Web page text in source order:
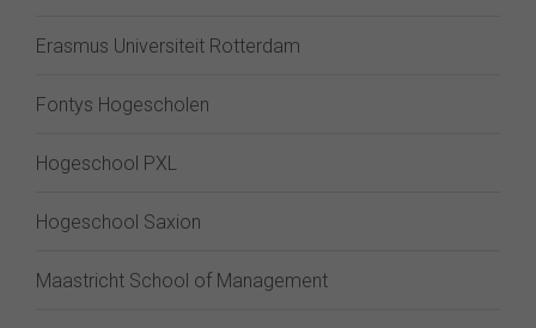
Erasmus Universiteit Rotterdam
Fontys Hogescholen
Hogeschool PXL
Hogeschool Saxion
Maastricht School of Management